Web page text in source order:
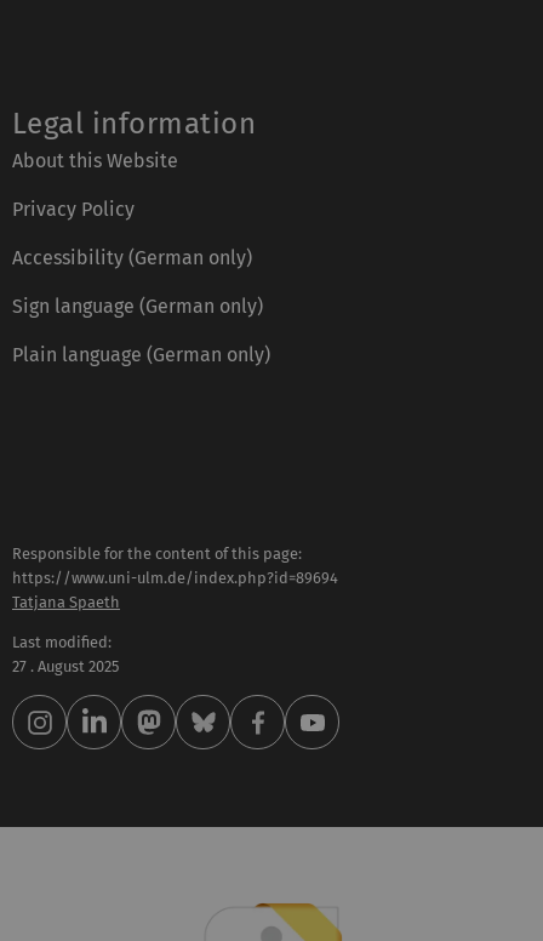
Legal information
About this Website
Privacy Policy
Accessibility (German only)
Sign language (German only)
Plain language (German only)
Responsible for the content of this page:
https://www.uni-ulm.de/index.php?id=89694
Tatjana Spaeth
Last modified:
27 . August 2025